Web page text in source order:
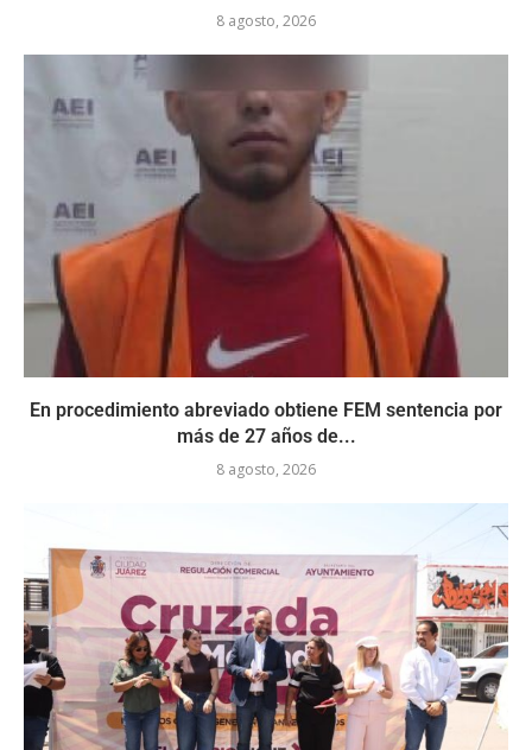
8 agosto, 2026
En procedimiento abreviado obtiene FEM sentencia por
más de 27 años de...
8 agosto, 2026